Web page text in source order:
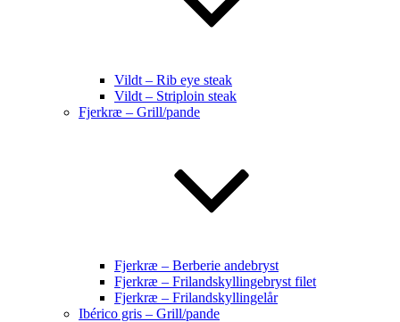
Vildt – Rib eye steak
Vildt – Striploin steak
Fjerkræ – Grill/pande
Fjerkræ – Berberie andebryst
Fjerkræ – Frilandskyllingebryst filet
Fjerkræ – Frilandskyllingelår
Ibérico gris – Grill/pande